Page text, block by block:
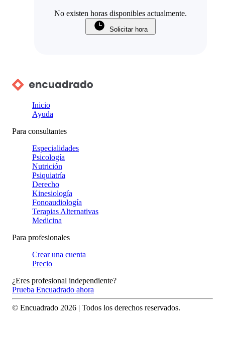
No existen horas disponibles actualmente.
Solicitar hora
Inicio
Ayuda
Para consultantes
Especialidades
Psicología
Nutrición
Psiquiatría
Derecho
Kinesiología
Fonoaudiología
Terapias Alternativas
Medicina
Para profesionales
Crear una cuenta
Precio
¿Eres profesional independiente?
Prueba Encuadrado ahora
© Encuadrado 2026 | Todos los derechos reservados.